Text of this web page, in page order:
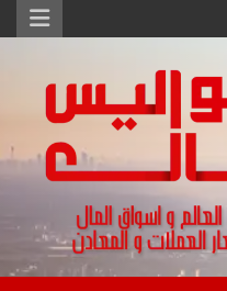
اسواق المال و العملات